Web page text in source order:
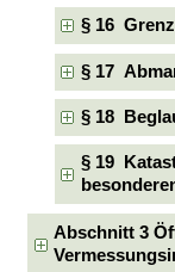
§ 16
§ 17
§ 18
§ 19
Abschnitt 3